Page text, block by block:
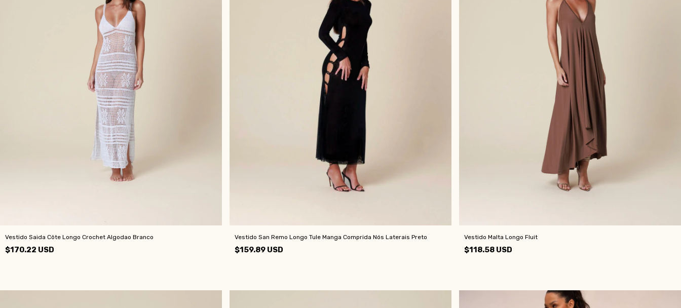
Vestido Saida Côte Longo Crochet Algodao Branco
$170.22 USD
Vestido San Remo Longo Tule Manga Comprida Nós Laterais Preto
$159.89 USD
Vestido Malta Longo Fluit
$118.58 USD